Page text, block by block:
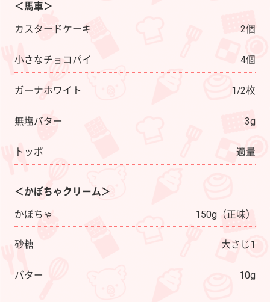
＜馬車＞
カスタードケーキ
2個
小さなチョコパイ 4個
ガーナホワイト 1/2枚
無塩バター 3g
トッポ 適量
＜かぼちゃクリーム＞
かぼちゃ
150g（正味）
砂糖 大さじ1
バター 10g